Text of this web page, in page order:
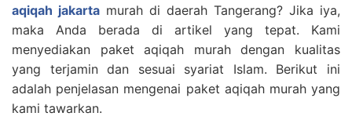
aqiqah jakarta murah di daerah Tangerang? Jika iya,
maka Anda berada di artikel yang tepat. Kami
menyediakan paket aqiqah murah dengan kualitas
yang terjamin dan sesuai syariat Islam. Berikut ini
adalah penjelasan mengenai paket aqiqah murah yang
kami tawarkan.